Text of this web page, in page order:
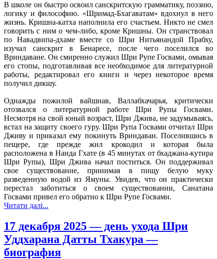
В школе он быстро освоил санскритскую грамматику, поэзию,
логику и философию. «Шримад-Бхагаватам» вдохнул в него
жизнь. Кришна-катха наполнила его счастьем. Никто не смел
говорить с ним о чем-либо, кроме Кришны. Он странствовал
по Навадвипа-дхаме вместе со Шри Нитьянандой Прабху,
изучал санскрит в Бенаресе, после чего поселился во
Вриндаване. Он смиренно служил Шри Рупе Госвами, омывая
его стопы, подготавливая все необходимое для литературной
работы, редактировал его книги и через некоторое время
получил дикшу.
Однажды пожилой вайшнав, Валлабхачарья, критически
отозвался о литературной работе Шри Рупы Госвами.
Несмотря на свой юный возраст, Шри Джива, не задумываясь,
встал на защиту своего гуру. Шри Рупа Госвами отчитал Шри
Дживу и приказал ему покинуть Вриндаван. Поселившись в
пещере, где прежде жил крокодил и которая была
расположена в Нанда Гхате (в 45 минутах от бхаджана-кутира
Шри Рупы), Шри Джива начал поститься. Он поддерживал
свое существование, принимая в пищу белую муку
разведенную водой из Ямуны. Увидев, что он практически
перестал заботиться о своем существовании, Санатана
Госвами привел его обратно к Шри Рупе Госвами.
Читати далі...
17 декабря 2025 — день ухода Шри
Уддхарана Датты Тхакура —
биография